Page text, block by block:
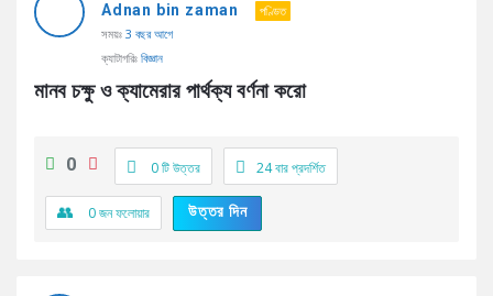
Latest
Adnan bin zaman
পণ্ডিত
সময়ঃ 3 বছর আগে
ক্যাটাগরিঃ বিজ্ঞান
মানব চক্ষু ও ক্যামেরার পার্থক্য বর্ণনা করো
0 0 টি উত্তর 24বার প্রদর্শিত
0জন ফলোয়ার উত্তর দিন